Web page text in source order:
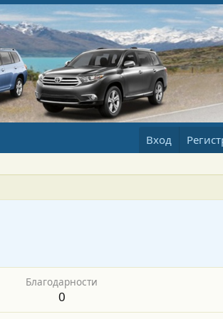
Вход
Благодарности
0